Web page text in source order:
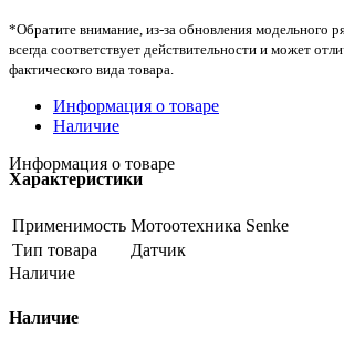
*Обратите внимание, из-за обновления модельного
всегда соответствует действительности и может
фактического вида товара.
Информация о товаре
Наличие
Информация о товаре
Характеристики
Применимость Мотоотехника Senke
Тип товара
Датчик
Наличие
Наличие